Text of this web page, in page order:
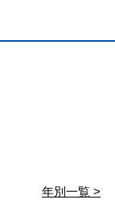
年別一覧 >